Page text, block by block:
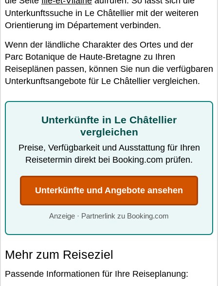
Unterkunftssuche in Le Châtellier mit der weiteren
Orientierung im Département verbinden.
Wenn der ländliche Charakter des Ortes und der
Parc Botanique de Haute-Bretagne zu Ihren
Reiseplänen passen, können Sie nun die verfügbaren
Unterkunftsangebote für Le Châtellier vergleichen.
Unterkünfte in Le Châtellier
vergleichen
Preise, Verfügbarkeit und Ausstattung für Ihren
Reisetermin direkt bei Booking.com prüfen.
Unterkünfte und Angebote ansehen
Anzeige · Partnerlink zu Booking.com
Mehr zum Reiseziel
Passende Informationen für Ihre Reiseplanung: